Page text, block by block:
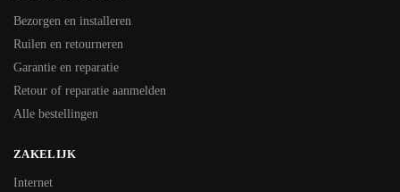
Bezorgen en installeren
Ruilen en retourneren
Garantie en reparatie
Retour of reparatie aanmelden
Alle bestellingen
ZAKELIJK
Internet